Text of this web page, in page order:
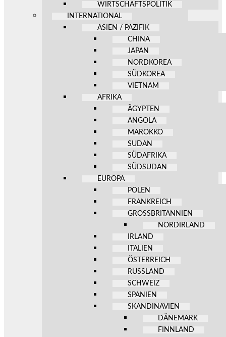
WIRTSCHAFTSPOLITIK
INTERNATIONAL
ASIEN / PAZIFIK
CHINA
JAPAN
NORDKOREA
SÜDKOREA
VIETNAM
AFRIKA
ÄGYPTEN
ANGOLA
MAROKKO
SUDAN
SÜDAFRIKA
SÜDSUDAN
EUROPA
POLEN
FRANKREICH
GROSSBRITANNIEN
NORDIRLAND
IRLAND
ITALIEN
ÖSTERREICH
RUSSLAND
SCHWEIZ
SPANIEN
SKANDINAVIEN
DÄNEMARK
FINNLAND